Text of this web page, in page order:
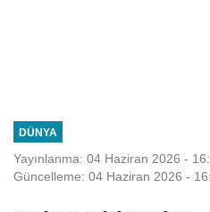
DÜNYA
Yayınlanma: 04 Haziran 2026 -
Güncelleme: 04 Haziran 2026 -